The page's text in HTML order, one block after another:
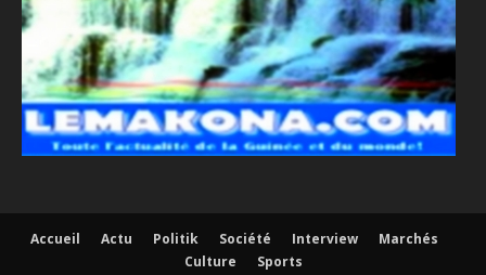
Accueil Actu Politik Société Interview
Marchés
Culture
Sports